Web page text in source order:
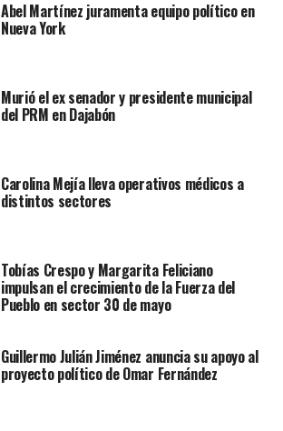
Abel Martínez juramenta equipo político en
Nueva York
Murió el ex senador y presidente municipal
del PRM en Dajabón
Carolina Mejía lleva operativos médicos a
distintos sectores
Tobías Crespo y Margarita Feliciano
impulsan el crecimiento de la Fuerza del
Pueblo en sector 30 de mayo
Guillermo Julián Jiménez anuncia su apoyo al
proyecto político de Omar Fernández